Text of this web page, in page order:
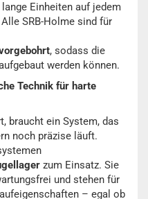
Einheiten auf jedem
SRB-Holme sind für
, sodass die
werden können.
Technik für harte
braucht ein System, das
noch präzise läuft.
zum Einsatz. Sie
und stehen für
– egal ob